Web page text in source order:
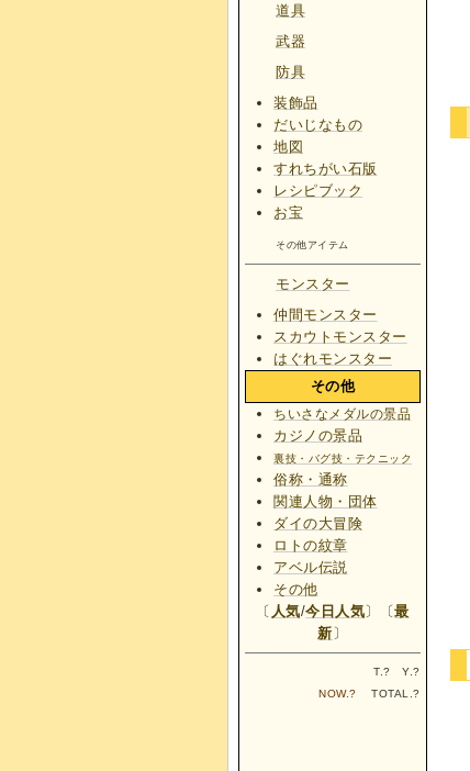
道具
武器
防具
装飾品
だいじなもの
地図
すれちがい石版
レシピブック
お宝
その他アイテム
モンスター
仲間モンスター
スカウトモンスター
はぐれモンスター
その他
ちいさなメダルの景品
カジノの景品
裏技・バグ技・テクニック
俗称・通称
関連人物・団体
ダイの大冒険
ロトの紋章
アベル伝説
その他
〔 人気/今日人気〕〔最
新 〕
T.? Y.?
NOW.? TOTAL.?